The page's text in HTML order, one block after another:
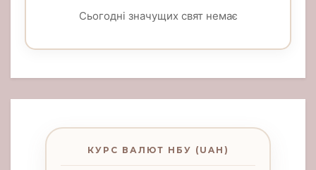
Сьогодні значущих свят немає
КУРС ВАЛЮТ НБУ (UAH)